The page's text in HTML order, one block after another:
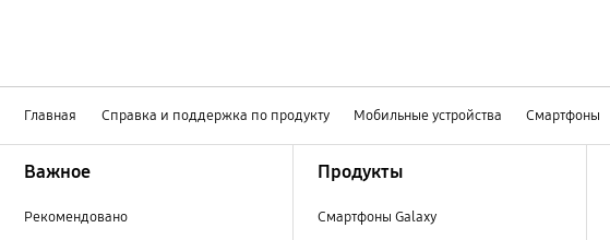
Главная Справка и поддержка по продукту Мобильные устройства Смартфоны
Важное
Рекомендовано
Продукты
Смартфоны Galaxy